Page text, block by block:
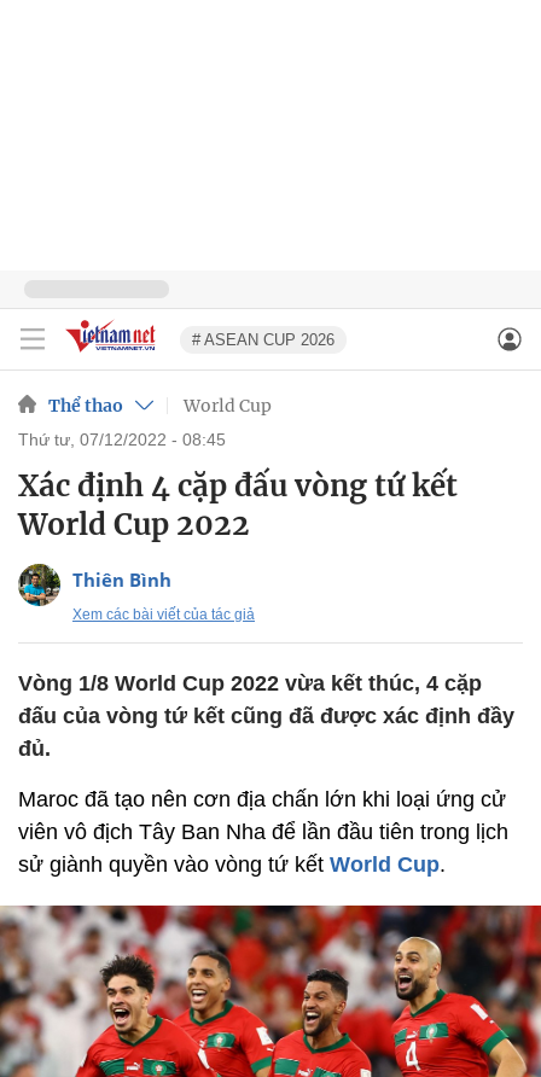
# ASEAN CUP 2026
Thể thao World Cup
thứ tư, 07/12/2022 - 08:45
Xác định 4 cặp đấu vòng tứ kết
World Cup 2022
Thiên Bình
Xem các bài viết của tác giả
Vòng 1/8 World Cup 2022 vừa kết thúc, 4 cặp
đấu của vòng tứ kết cũng đã được xác định đầy
đủ.
Maroc đã tạo nên cơn địa chấn lớn khi loại ứng cử
viên vô địch Tây Ban Nha để lần đầu tiên trong lịch
sử giành quyền vào vòng tứ kết World Cup.